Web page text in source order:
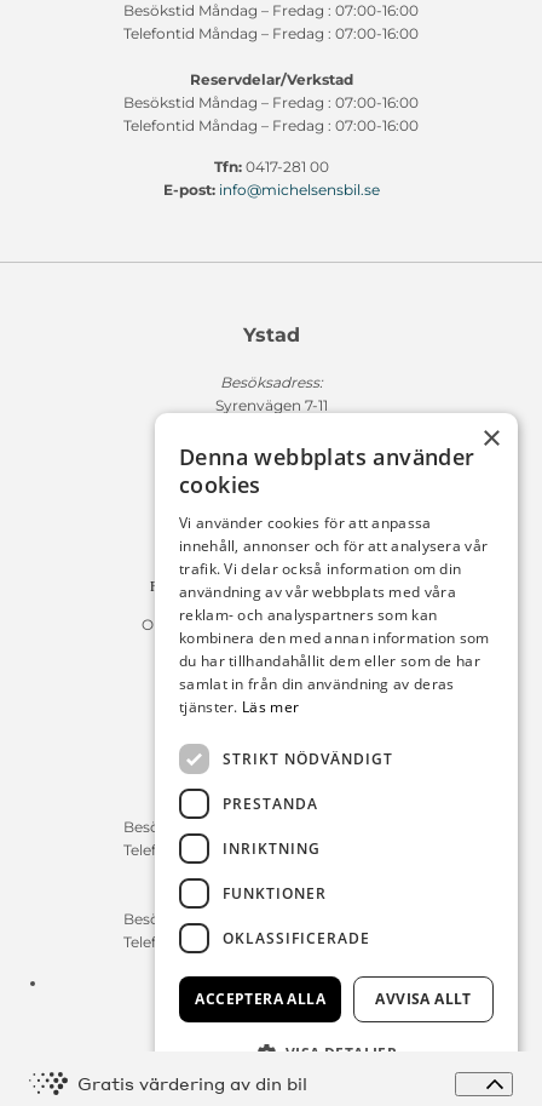
Besökstid Måndag – Fredag : 07:00-16:00
Telefontid Måndag – Fredag : 07:00-16:00
Reservdelar/Verkstad
Besökstid Måndag – Fredag : 07:00-16:00
Telefontid Måndag – Fredag : 07:00-16:00
Tfn:0417-281 00
E-post: info@michelsensbil.se
Ystad
Besöksadress:
Syrenvägen 7-11
Fakturaadress:
Michelsens Bil AB /ePP
Fack 110684
10654 Stockholm
Fakturan måste innehålla referensnummer!
Organisationsnummer 556225-9142
Öppettider:
Bilförsäljning
Lördag : 10:00-14:00
Servicerådgivare
Besökstid Måndag – Fredag : 07:00-16:00
Telefontid Måndag – Fredag : 07:00-16:00
Reservdelar/Verkstad
Besökstid Måndag – Fredag : 07:00-16:00
Telefontid Måndag – Fredag : 07:00-16:00
0411-297 70
E-post: info@michelsensbil.se
© Copyright 2026 Michelsens Bil, alla rättigheter reserverade.
Gratis värdering av din bil
×
Denna webbplats använder
cookies
Vi använder cookies för att anpassa
innehåll, annonser och för att analysera vår
trafik. Vi delar också information om din
användning av vår webbplats med våra
reklam- och analyspartners som kan
kombinera den med annan information som
du har tillhandahållit dem eller som de har
samlat in från din användning av deras
tjänster. Läs mer
STRIKT NÖDVÄNDIGT
PRESTANDA
INRIKTNING
FUNKTIONER
OKLASSIFICERADE
ACCEPTERA ALLA AVVISA ALLT
VISA DETALJER